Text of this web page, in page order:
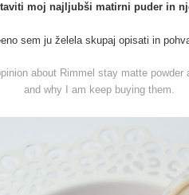
moj najljubši matirni puder in
sem ju želela skupaj opisati in
about Rimmel stay matte
and why I am keep buying them.